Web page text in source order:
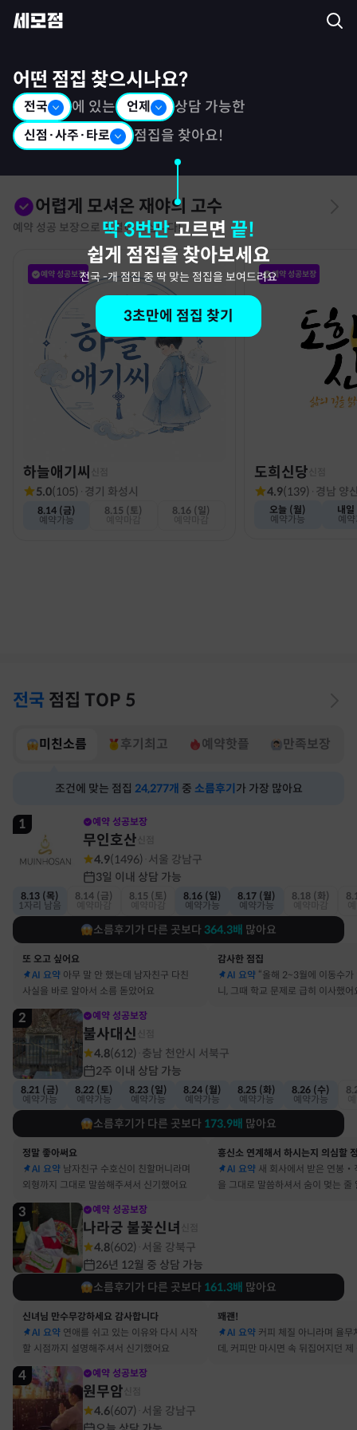
어떤 점집 찾으시나요?
전국 에 있는 언제 상담 가능한
신점·사주·타로 점집을 찾아요!
딱 3번만 고르면 끝!
쉽게 점집을 찾아보세요
전국-개 점집 중 딱 맞는 점집을 보여드려요
3초만에 점집 찾기
어렵게 모셔온 재야의 고수
예약 성공 보장으로 특별히 모십니다!
예약 성공보장
하늘애기씨
5.0(105) · 경기 화성시
8.14 (금)
예약가능
8.15 (토)
8.16 (일)
예약 성공보장
도희신당
4.9(139) · 경남 양
오늘 (월)
예약가능
내
예
전국 점집 TOP 5
미친소름 후기최고 예약핫플 만족보장
조건에 맞는 점집 24,277개 중 소름후기 가 가장 많아요
1 예약 성공보장
무인호산
4.9(1496) 서울 강남구
3일 이내 상담 가능
8.13 (목)
1자리 남음
8.14 (금)
8.15 (토)
8.16 (일)
예약가능
8.17 (월)
예약가능
8.18 (화)
소름후기가 다른 곳보다 364.3배 많아요
또 오고 싶어요
AI 요약 아무 말 안 했는데 남자친구 다친
사실을 바로 알아서 소름 돋았어요
감사한 점집
AI 요약 “올해 2~3월에 이동수가
니, 그때 학교 문제로 급히 이사했어
2 예약 성공보장
불사대신
4.8(612) 충남 천안시 서북구
2주 이내 상담 가능
8.21 (금)
예약가능
8.22 (토)
예약가능
8.23 (일)
예약가능
8.24 (월)
예약가능
8.25 (화)
예약가능
8.26 (수)
예약가능
소름후기가 다른 곳보다 173.9배 많아요
정말 좋아써요
AI 요약 남자친구 수호신이 친할머니라며
외형까지 그대로 말씀해주셔서 신기했어요
AI 요약 새 회사에서 받은 연봉‧
을 그대로 말씀하셔서 숨이 멎는 줄
3 예약 성공보장
나라궁 불꽃신녀
4.8(602) 서울 강북구
26년 12월 중 상담 가능
소름후기가 다른 곳보다 161.3배 많아요
신녀님 만수무강하세요 감사합니다
AI 요약 연애를 쉬고 있는 이유와 다시 시작
할 시점까지 설명해주셔서 신기했어요
꽤괜!
AI 요약 커피 체질 아니라며 율무
데, 커피만 마시면 속 뒤집어지던 제
4 예약 성공보장
원무암
4.6(607) 서울 강남구